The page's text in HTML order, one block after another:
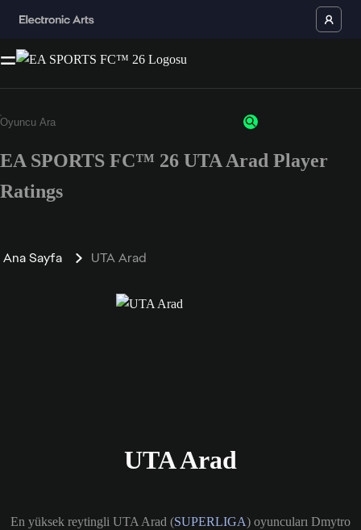
EA SPORTS FC™ 26 UTA Arad Player
Ratings
Ana Sayfa UTA Arad
UTA Arad
En yüksek reytingli UTA Arad (SUPERLIGA) oyuncuları Dmytro